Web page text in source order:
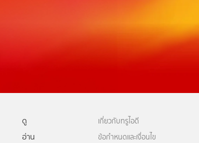
ดู
อ่าน
เกี่ยวกับทรูไอดี
ข้อกำหนดและเงื่อนไข